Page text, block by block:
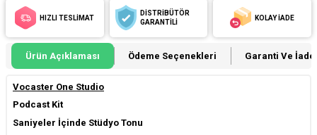
HIZLI TESLİMAT
DİSTRİBÜTÖR
GARANTİLİ
KOLAY İADE
Ürün Açıklaması Ödeme Seçenekleri Garanti Ve İade
Vocaster One Studio
Podcast Kit
Saniyeler İçinde Stüdyo Tonu